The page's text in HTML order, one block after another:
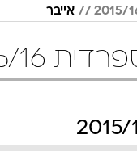
אייבר
16 כדורגל